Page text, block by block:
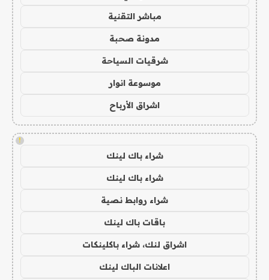
مباشر التقنية
مدونة صحبة
شرقيات السياحة
موسوعة انوار
اشراق الأرباح
!
شراء باك لينك
شراء باك لينك
شراء روابط نصية
باقات باك لينك
اشراق لنك، شراء باكلينكات
اعلانات الباك لينك